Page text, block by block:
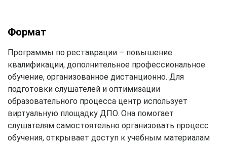
Формат
Программы по реставрации – повышение
квалификации, дополнительное профессиональное
обучение, организованное дистанционно. Для
подготовки слушателей и оптимизации
образовательного процесса центр использует
виртуальную площадку ДПО. Она помогает
слушателям самостоятельно организовать процесс
обучения, открывает доступ к учебным материалам